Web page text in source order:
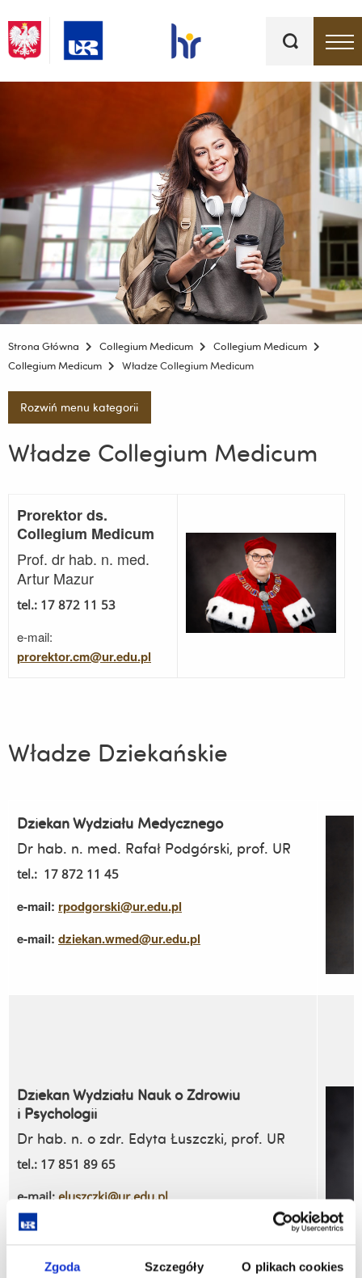
Zgoda Szczegóły O plikach cookies
kluczowe
Strona Główna Collegium Medicum
Collegium Medicum
Collegium Medicum
Władze Collegium Medicum
Rozwiń menu kategorii
Władze Collegium Medicum
Prorektor ds.
Collegium Medicum
Prof. dr hab. n. med.
Artur Mazur
tel.: 17 872 11 53
e-mail:
prorektor.cm@ur.edu.pl
Władze Dziekańskie
Dziekan Wydziału Medycznego
Dr hab. n. med. Rafał Podgórski, prof. UR
tel.: 17 872 11 45
e-mail: rpodgorski@ur.edu.pl
e-mail: dziekan.wmed@ur.edu.pl
Dziekan Wydziału Nauk o Zdrowiu
i Psychologii
Dr hab. n. o zdr. Edyta Łuszczki, prof. UR
tel.: 17 851 89 65
e-mail: eluszczki@ur.edu.pl
e-mail: